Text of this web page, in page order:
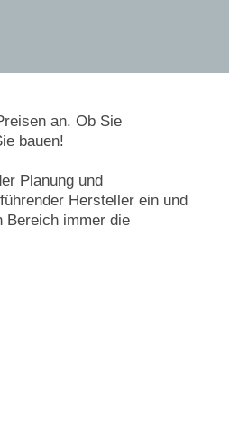
an. Ob Sie
bauen!
Planung und
Hersteller ein und
Bereich immer die